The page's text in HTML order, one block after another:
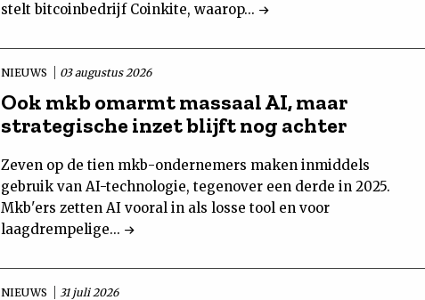
stelt bitcoinbedrijf Coinkite, waarop...
NIEUWS 03 augustus 2026
Ook mkb omarmt massaal AI, maar
strategische inzet blijft nog achter
Zeven op de tien mkb-ondernemers maken inmiddels
gebruik van AI-technologie, tegenover een derde in 2025.
Mkb'ers zetten AI vooral in als losse tool en voor
laagdrempelige...
NIEUWS 31 juli 2026